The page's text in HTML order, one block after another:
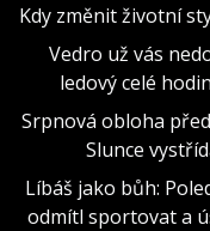
Kdy změnit životní
Vedro už vás
ledový celé
Srpnová obloha
Slunce
Líbáš jako bůh:
odmítl sportovat a